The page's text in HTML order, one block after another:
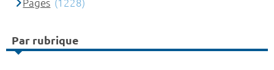
Pages (1228)
Par rubrique